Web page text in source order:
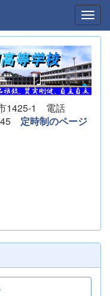
1425-1 電話
定時制のページ